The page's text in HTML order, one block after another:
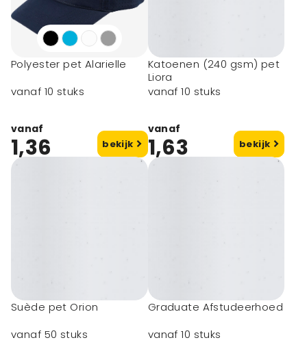
Polyester pet Alarielle
vanaf 10 stuks
vanaf
1,36 bekijk
Katoenen (240 gsm) pet
Liora
vanaf 10 stuks
vanaf
1,63 bekijk
Suède pet Orion
vanaf 50 stuks
Graduate Afstudeerhoed
vanaf 10 stuks